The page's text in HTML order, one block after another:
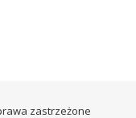
zastrzeżone